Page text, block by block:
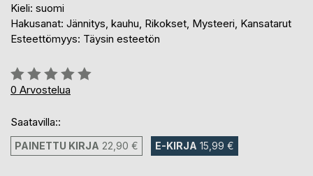
Kieli: suomi
Hakusanat: Jännitys, kauhu, Rikokset, Mysteeri, Kansatarut
Esteettömyys: Täysin esteetön
Arvostelu::
0%
0 Arvostelua
Saatavilla::
PAINETTU KIRJA 22,90 € E-KIRJA 15,99 €